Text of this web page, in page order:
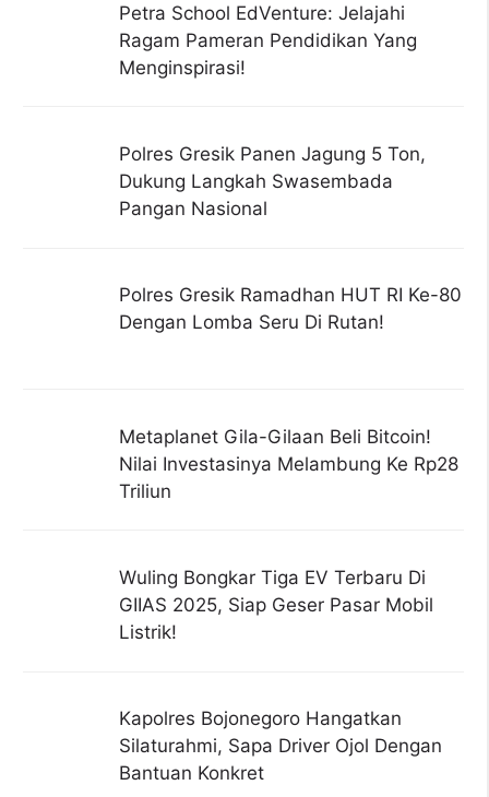
Petra School EdVenture: Jelajahi
Ragam Pameran Pendidikan Yang
Menginspirasi!
Polres Gresik Panen Jagung 5 Ton,
Dukung Langkah Swasembada
Pangan Nasional
Polres Gresik Ramadhan HUT RI Ke-80
Dengan Lomba Seru Di Rutan!
Metaplanet Gila-Gilaan Beli Bitcoin!
Nilai Investasinya Melambung Ke Rp28
Triliun
Wuling Bongkar Tiga EV Terbaru Di
GIIAS 2025, Siap Geser Pasar Mobil
Listrik!
Kapolres Bojonegoro Hangatkan
Silaturahmi, Sapa Driver Ojol Dengan
Bantuan Konkret